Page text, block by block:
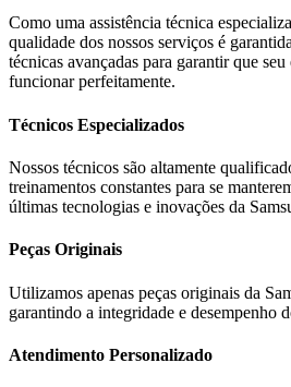
Como uma assistência técnica
qualidade dos nossos serviços é
técnicas avançadas para garantir que
funcionar perfeitamente.
Técnicos Especializados
Nossos técnicos são altamente
treinamentos constantes para se
últimas tecnologias e inovações da
Peças Originais
Utilizamos apenas peças originais da
garantindo a integridade e desempenho
Atendimento Personalizado